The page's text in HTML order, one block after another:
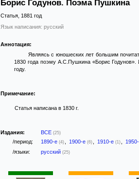
Борис Годунов. Поэма Пушкина
Статья, 1881 год
Язык написания: русский
Аннотация:
Являясь с юношеских лет большим
1830 года поэму А.С.Пушкина «Борис
году.
Примечание:
Статья написана в 1830 г.
Издания: ВСЕ (25)
/период: 1890-е (4) 1900-е (6) 1910-е (1)
/языки: русский (25)